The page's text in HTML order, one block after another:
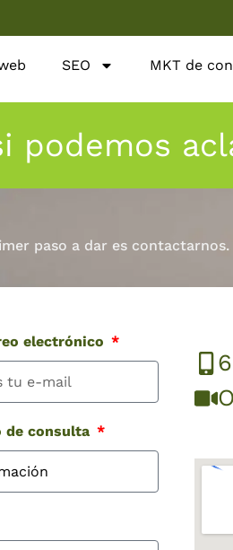
SEO MKT de
podemos
paso a dar es contactarnos.
electrónico
de consulta